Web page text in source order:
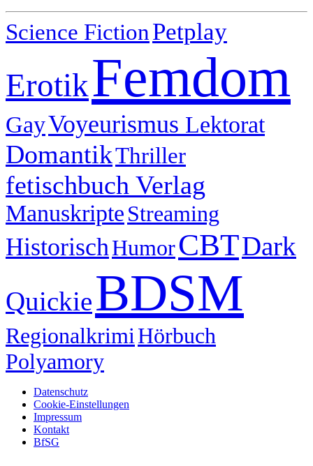
Science FictionPetplay
ErotikFemdom
GayVoyeurismus Lektorat
DomantikThriller
fetischbuch Verlag
ManuskripteStreaming
HistorischHumorCBTDark
QuickieBDSM
Regionalkrimi Hörbuch
Polyamory
Datenschutz
Cookie-Einstellungen
Impressum
Kontakt
BfSG